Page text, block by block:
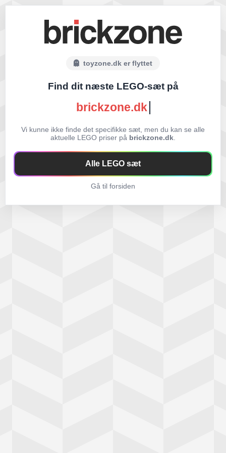
toyzone.dk er flyttet
Find dit næste LEGO-sæt på
brickzone.dk
Vi kunne ikke finde det specifikke sæt, men du kan se alle
aktuelle LEGO priser på brickzone.dk
Alle LEGO sæt
Gå til forsiden